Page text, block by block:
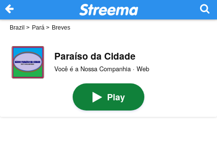
Brazil > Pará > Breves
Paraíso da Cidade
Você é a Nossa Companhia · Web
Play